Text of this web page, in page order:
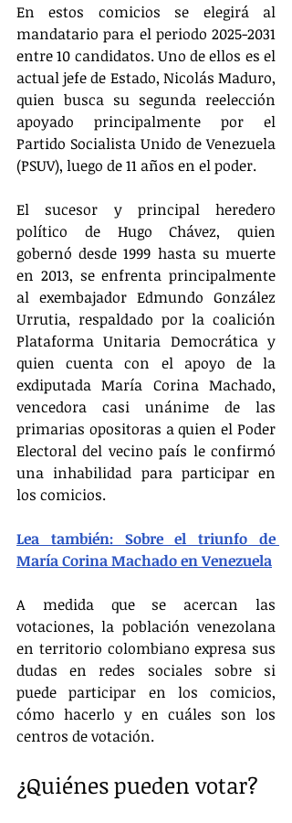
En estos comicios se elegirá al
mandatario para el periodo 2025-2031
entre 10 candidatos. Uno de ellos es el
actual jefe de Estado, Nicolás Maduro,
quien busca su segunda reelección
apoyado principalmente por el
Partido Socialista Unido de Venezuela
(PSUV), luego de 11 años en el poder.
El sucesor y principal heredero
político de Hugo Chávez, quien
gobernó desde 1999 hasta su muerte
en 2013, se enfrenta principalmente
al exembajador Edmundo González
Urrutia, respaldado por la coalición
Plataforma Unitaria Democrática y
quien cuenta con el apoyo de la
exdiputada María Corina Machado,
vencedora casi unánime de las
primarias opositoras a quien el Poder
Electoral del vecino país le confirmó
una inhabilidad para participar en
los comicios.
Lea también: Sobre el triunfo de
María Corina Machado en Venezuela
A medida que se acercan las
votaciones, la población venezolana
en territorio colombiano expresa sus
dudas en redes sociales sobre si
puede participar en los comicios,
cómo hacerlo y en cuáles son los
centros de votación.
¿Quiénes pueden votar?